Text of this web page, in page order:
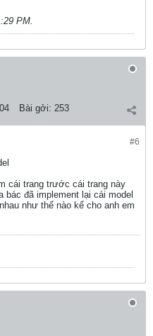
PM.
Bài gởi: 253
#6
cái trang trước cái trang này
đã implement lại cái model
như thế nào kể cho anh em